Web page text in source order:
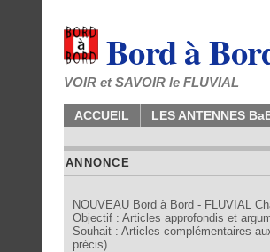
Bord à
VOIR et SAVOIR le FLUVIAL
ACCUEIL LES ANTENNES
ANNONCE
NOUVEAU Bord à Bord - FLUVIAL
Objectif : Articles approfondis et
Souhait : Articles complémentaires
précis).